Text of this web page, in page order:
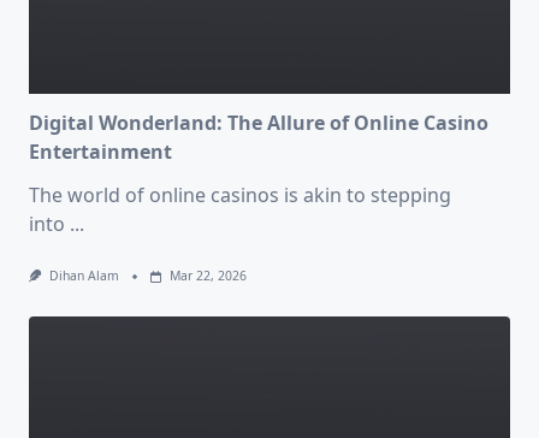
Digital Wonderland: The Allure of Online Casino
Entertainment
The world of online casinos is akin to stepping
into ...
Dihan Alam Mar 22, 2026